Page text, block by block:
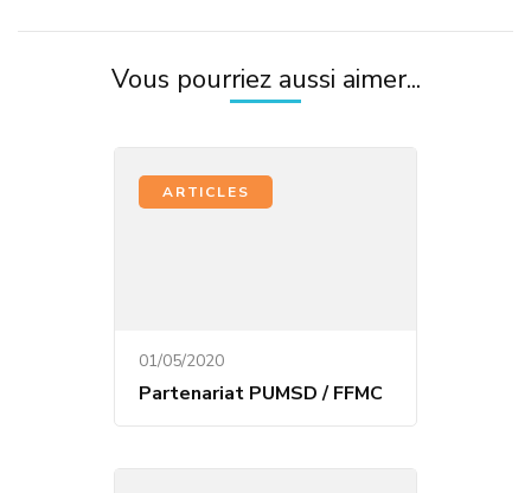
Vous pourriez aussi aimer...
ARTICLES
01/05/2020
Partenariat PUMSD / FFMC